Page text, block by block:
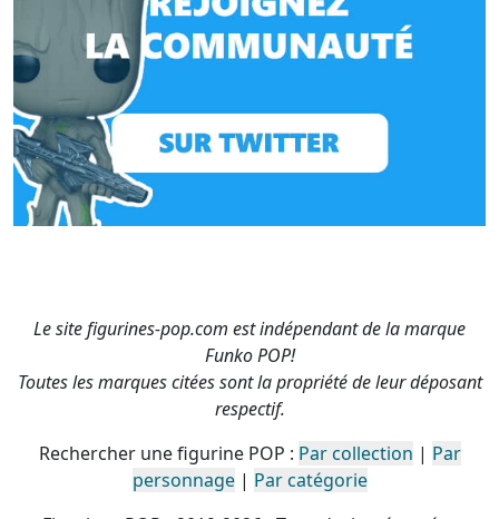
Le site figurines-pop.com est indépendant de la marque
Funko POP!
Toutes les marques citées sont la propriété de leur déposant
respectif.
Rechercher une figurine POP : Par collection | Par
personnage| Par catégorie